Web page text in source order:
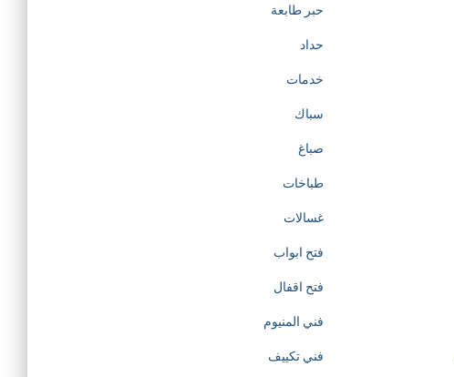
d
t
t
h
c
حبر طابعة
حداد
خدمات
سباك
صباغ
طباخات
غسالات
فتح ابواب
فتح اقفال
فني المنيوم
فني تكييف